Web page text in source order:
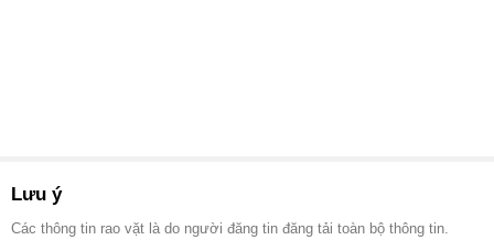
Lưu ý
Các thông tin rao vặt là do người đăng tin đăng tải toàn bộ thông tin.